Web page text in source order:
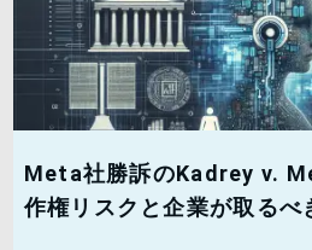
Meta社勝訴のKadrey v.
作権リスクと企業が取るべ